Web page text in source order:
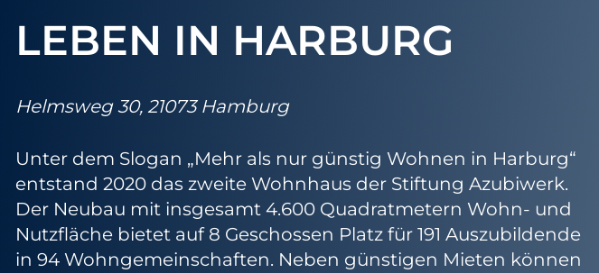
n
s
r
i
n
LEBEN IN HARBURG
Helmsweg 30, 21073 Hamburg
Unter dem Slogan „Mehr als nur günstig Wohnen in Harburg“
entstand 2020 das zweite Wohnhaus der Stiftung Azubiwerk.
Der Neubau mit insgesamt 4.600 Quadratmetern Wohn- und
Nutzfläche bietet auf 8 Geschossen Platz für 191 Auszubildende
in 94 Wohngemeinschaften. Neben günstigen Mieten können